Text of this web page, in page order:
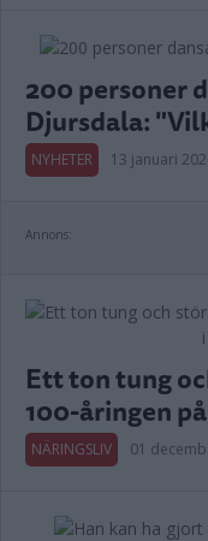
200 personer
Djursdala:
NYHETER 13 januari
Annons:
Ett ton tung
100-åringen
NÄRINGSLIV 01